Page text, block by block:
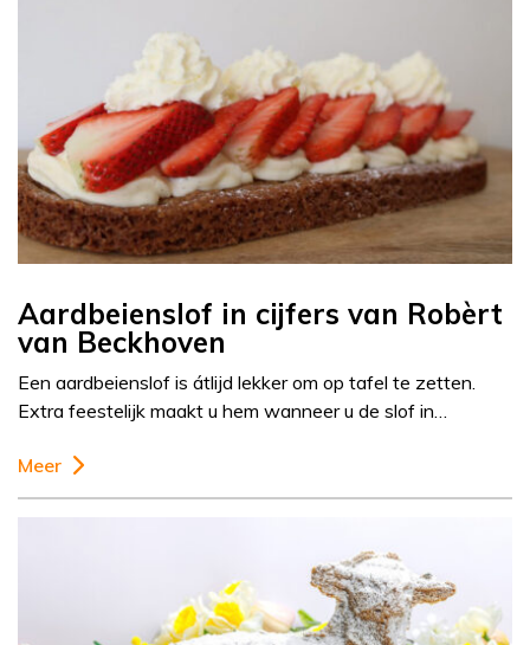
Aardbeienslof in cijfers van Robèrt
van Beckhoven
Een aardbeienslof is átlijd lekker om op tafel te zetten.
Extra feestelijk maakt u hem wanneer u de slof in…
Meer